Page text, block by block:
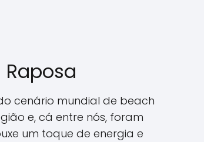
cenário mundial de beach
e, cá entre nós, foram
um toque de energia e